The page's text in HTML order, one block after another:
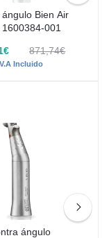
Bien Air
1:1 L 1600384-001
871,74€
Incluido
ángulo